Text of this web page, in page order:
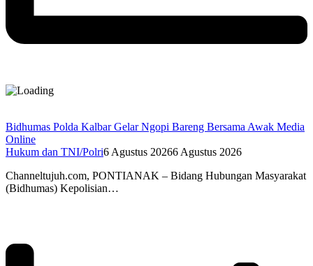
Bidhumas Polda Kalbar Gelar Ngopi Bareng Bersama Awak Media
Online
Hukum dan TNI/Polri6 Agustus 20266 Agustus 2026
Channeltujuh.com, PONTIANAK – Bidang Hubungan Masyarakat
(Bidhumas) Kepolisian…